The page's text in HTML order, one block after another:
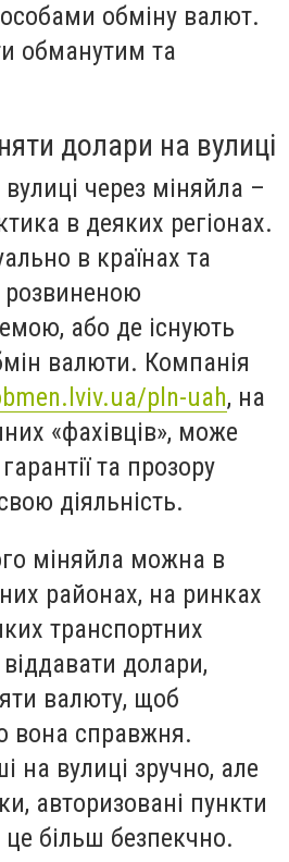
обміну валют.
обманутим та
долари на вулиці
через міняйла –
в деяких регіонах.
в країнах та
розвиненою
або де існують
валюти. Компанія
.lviv.ua/pln-uah, на
«фахівців», може
та прозору
діяльність.
міняйла можна в
районах, на ринках
транспортних
долари,
валюту, щоб
вона справжня.
на вулиці зручно, але
авторизовані пункти
це більш безпекчно.